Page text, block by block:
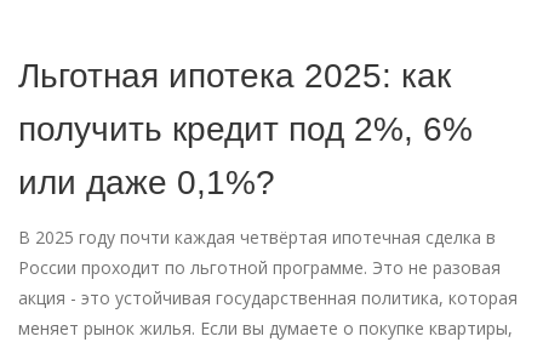
Льготная ипотека 2025: как
получить кредит под 2%, 6%
или даже 0,1%?
В 2025 году почти каждая четвёртая ипотечная сделка в
России проходит по льготной программе. Это не разовая
акция - это устойчивая государственная политика, которая
меняет рынок жилья. Если вы думаете о покупке квартиры,